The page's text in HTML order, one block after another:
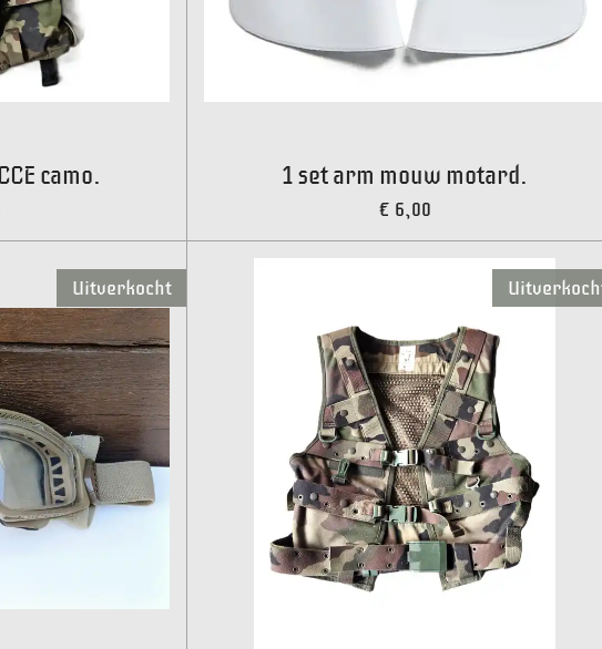
camo. 1 set arm mouw motard.
€ 6,00
Uitverkocht